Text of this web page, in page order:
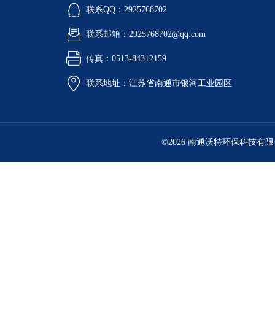
联系QQ：2925768702
联系邮箱：2925768702@qq.com
传真：0513-84312159
联系地址：江苏省南通市银河工业园区
©2026 南通沃特环保科技有